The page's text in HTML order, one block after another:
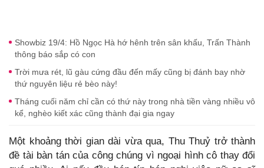
Showbiz 19/4: Hồ Ngọc Hà hớ hênh trên sân khấu, Trấn Thành
thông báo sắp có con
Trời mưa rét, lũ gàu cứng đầu đến mấy cũng bị đánh bay nhờ
thứ nguyên liệu rẻ bèo này!
Tháng cuối năm chỉ cần có thứ này trong nhà tiền vàng nhiều vô
kể, nghèo kiết xác cũng thành đại gia ngay
Một khoảng thời gian dài vừa qua, Thu Thuỷ trở thành
đề tài bàn tán của công chúng vì ngoại hình cô thay đổi